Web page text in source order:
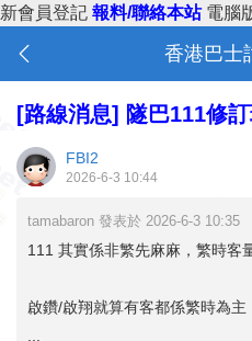
新會員登記 報料/聯絡本站 電腦
香港巴士
[路線消息] 隧巴111修
FBI2
2026-6-3 10:44
tamabaron 發表於 2026-6-3 10:35
111 其實係非繁先麻麻，繁時客
啟鑽/啟翔就算有客都係繁時為